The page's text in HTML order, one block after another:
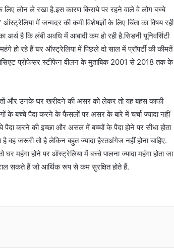
लिए लोन ले रखा है.इस कारण किराये पर रहने वाले वे लोग बच्चे
में जन्मदर की कमी विशेषज्ञों के लिए चिंता का विषय रही
है कि लंबी अवधि में आबादी कम हो रही है.सिडनी यूनिवर्सिटी
हो रहे हैं घर ऑस्ट्रेलिया में पिछले दो साल में प्रॉपर्टी की कीमतें
प्रोफेसर स्टीफेन वीलन के मुताबिक 2001 से 2018 तक के
और उनके घर खरीदने की असर को लेकर तो यह बहस काफी
के बच्चे पैदा करने के फैसलों पर असर के बारे में चर्चा ज्यादा नहीं
पैदा करने की इच्छा और असल में बच्चों के पैदा होने पर सीधा होता
जरूरी तो है लेकिन बहुत ज्यादा हैरतअंगेज नहीं होना चाहिए.
महंगा होने पर ऑस्ट्रेलिया में बच्चे पालना ज्यादा महंगा होता जा
सकते हैं जो आर्थिक रूप से कम सुरक्षित होते हैं.